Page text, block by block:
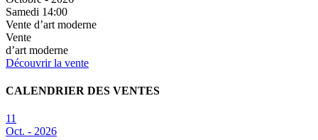
Samedi 14:00
Vente d’art moderne
Vente
d’art moderne
Découvrir la vente
CALENDRIER DES VENTES
11
Oct. - 2026